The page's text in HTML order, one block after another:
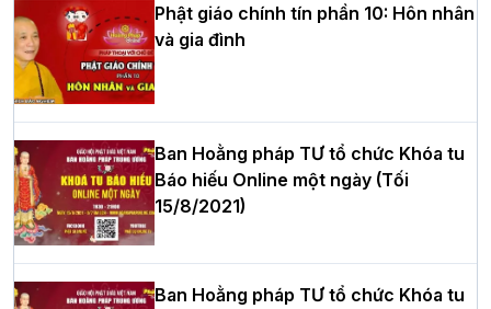
Hòa thượng Thích Quảng Tùng tái đắc
cử Trưởng BTS GHPGVN thành phố Hải
Phòng nhiệm kỳ 2026 – 2031
Thượng tọa Thích Tâm Chính được suy
cử tân Trưởng ban Trị sự GHPGVN tỉnh
Phật giáo chính tín phần 10: Hôn nhân
và gia đình
Ban Hoằng pháp TƯ tổ chức Khóa tu
Báo hiếu Online một ngày (Tối
15/8/2021)
Ban Hoằng pháp TƯ tổ chức Khóa tu